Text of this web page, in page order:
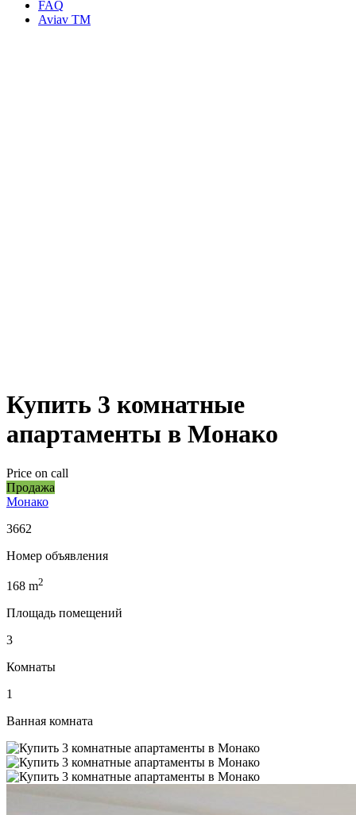
FAQ
Aviav TM
Купить 3 комнатные
апартаменты в Монако
Price on call
Продажа
Монако
3662
Номер объявления
168 m2
Площадь помещений
3
Комнаты
1
Ванная комната